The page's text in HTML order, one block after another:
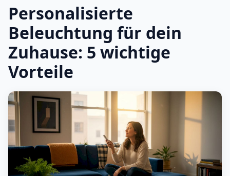
Personalisierte
Beleuchtung für dein
Zuhause: 5 wichtige
Vorteile